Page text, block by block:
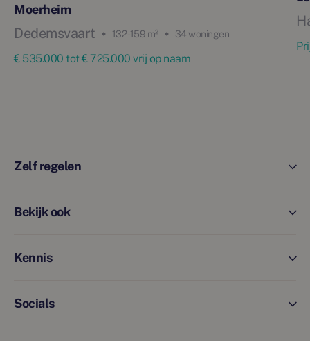
Moerheim
Dedemsvaart 132 - 159 m² 34 woningen
€ 535.000 tot € 725.000 vrij op naam
Zelf regelen
Bekijk ook
Kennis
Socials